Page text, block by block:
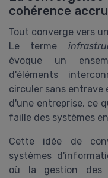
cohérence
Tout converge vers
Le terme
évoque un
d'éléments
circuler sans
d'une entreprise, ce
faille des systèmes
Cette idée de
systèmes
où la gestion